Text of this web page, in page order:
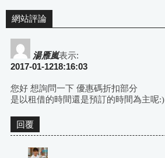
網站評論
湯雁嵐表示:
2017-01-1218:16:03
您好 想詢問一下 優惠碼折扣部分
是以租借的時間還是預訂的時間為主呢:)
回覆